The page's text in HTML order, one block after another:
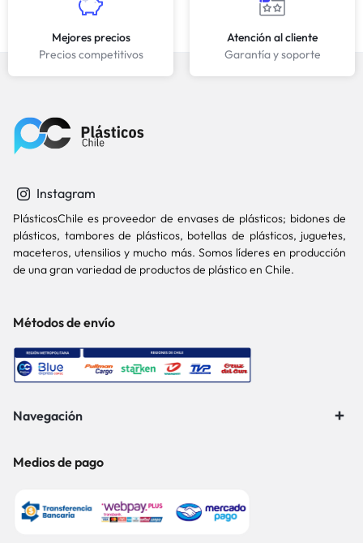
Mejores precios
Precios competitivos
Atención al cliente
Garantía y soporte
Instagram
PlásticosChile es proveedor de envases de plásticos; bidones de
plásticos, tambores de plásticos, botellas de plásticos, juguetes,
maceteros, utensilios y mucho más. Somos líderes en producción
de una gran variedad de productos de plástico en Chile.
Métodos de envío
Navegación
Medios de pago